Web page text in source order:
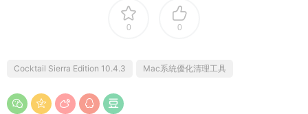
0 0
Cocktail Sierra Edition 10.4.3 Mac系統優化清理工具